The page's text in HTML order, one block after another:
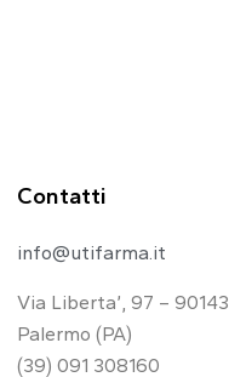
Contatti
info@utifarma.it
Via Liberta’, 97 – 90143
Palermo (PA)
(39) 091 308160